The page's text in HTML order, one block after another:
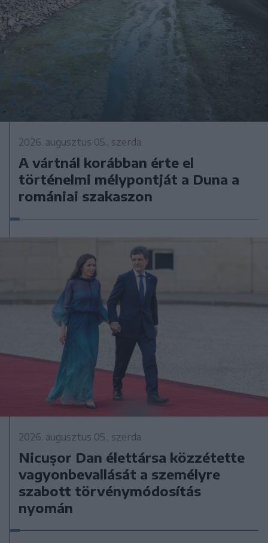
2026. augusztus 05., szerda
A vártnál korábban érte el
történelmi mélypontját a Duna a
romániai szakaszon
2026. augusztus 05., szerda
Nicușor Dan élettársa közzétette
vagyonbevallását a személyre
szabott törvénymódosítás
nyomán